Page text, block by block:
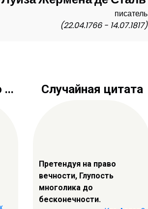
писатель
(22.04.1766 - 14.07.1817)
... Случайная цитата
Претендуя на право
вечности, Глупость
многолика до
бесконечности.